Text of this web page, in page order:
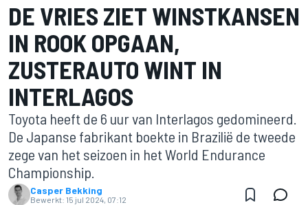
DE VRIES ZIET WINSTKANSEN
IN ROOK OPGAAN,
ZUSTERAUTO WINT IN
INTERLAGOS
Toyota heeft de 6 uur van Interlagos gedomineerd.
De Japanse fabrikant boekte in Brazilië de tweede
zege van het seizoen in het World Endurance
Championship.
Casper Bekking
Bewerkt: 15 jul 2024, 07:12